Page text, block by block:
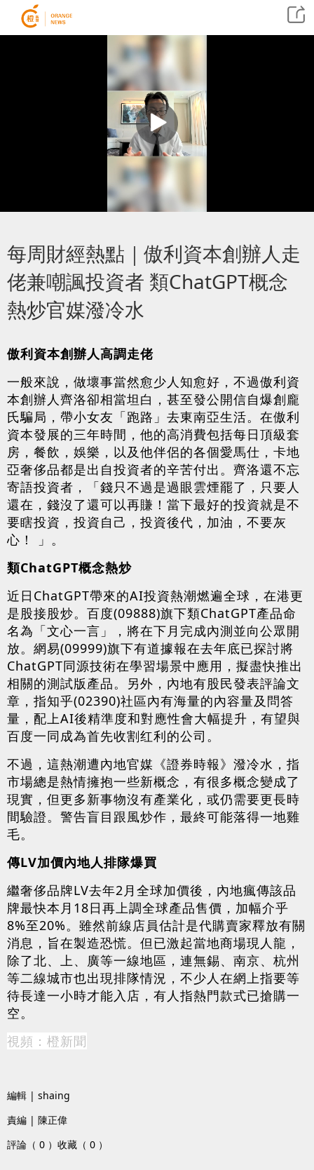
每周財經熱點｜傲利資本創辦人走
佬兼嘲諷投資者 類ChatGPT概念
熱炒官媒潑冷水
傲利資本創辦人高調走佬
一般來說，做壞事當然愈少人知愈好，不過傲利資
本創辦人齊洛卻相當坦白，甚至發公開信自爆創龐
氏騙局，帶小女友「跑路」去東南亞生活。在傲利
資本發展的三年時間，他的高消費包括每日頂級套
房，餐飲，娛樂，以及他伴侶的各個愛馬仕，卡地
亞奢侈品都是出自投資者的辛苦付出。齊洛還不忘
寄語投資者，「錢只不過是過眼雲煙罷了，只要人
還在，錢沒了還可以再賺！當下最好的投資就是不
要瞎投資，投資自己，投資後代，加油，不要灰
心！ 」。
類ChatGPT概念熱炒
近日ChatGPT帶來的AI投資熱潮燃遍全球，在港更
是股接股炒。百度(09888)旗下類ChatGPT產品命
名為「文心一言」，將在下月完成內測並向公眾開
放。網易(09999)旗下有道據報在去年底已探討將
ChatGPT同源技術在學習場景中應用，擬盡快推出
相關的測試版產品。另外，內地有股民發表評論文
章，指知乎(02390)社區內有海量的內容量及問答
量，配上AI後精準度和對應性會大幅提升，有望與
百度一同成為首先收割红利的公司。
不過，這熱潮遭內地官媒《證券時報》潑冷水，指
市場總是熱情擁抱一些新概念，有很多概念變成了
現實，但更多新事物沒有產業化，或仍需要更長時
間驗證。警告盲目跟風炒作，最終可能落得一地雞
毛。
傳LV加價內地人排隊爆買
繼奢侈品牌LV去年2月全球加價後，內地瘋傳該品
牌最快本月18日再上調全球產品售價，加幅介乎
8%至20%。雖然前線店員估計是代購賣家釋放有關
消息，旨在製造恐慌。但已激起當地商場現人龍，
除了北、上、廣等一線地區，連無錫、南京、杭州
等二線城市也出現排隊情況，不少人在網上指要等
待長達一小時才能入店，有人指熱門款式已搶購一
空。
視頻：橙新聞
編輯 | shaing
責編 | 陳正偉
評論（ 0 ） 收藏（ 0 ）